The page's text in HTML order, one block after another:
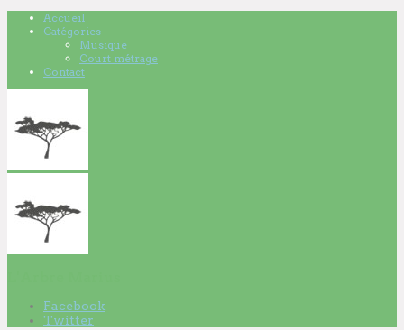
Accueil
Catégories
Musique
Court métrage
Contact
Facebook
Twitter